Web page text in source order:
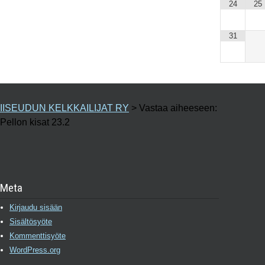
24 25
31
IISEUDUN KELKKAILIJAT RY > Vastaa aiheeseen:
Pellon kisat 23.2
Meta
Kirjaudu sisään
Sisältösyöte
Kommenttisyöte
WordPress.org